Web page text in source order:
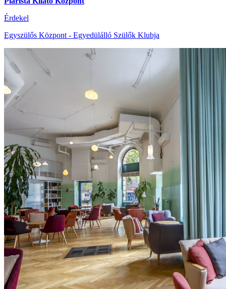
Érdekel
Egyszülős Központ - Egyedülálló Szülők Klubja